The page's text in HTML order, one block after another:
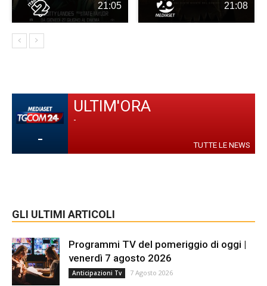
21:05 21:08
-
ULTIM'ORA
-
TUTTE LE NEWS
GLI ULTIMI ARTICOLI
Programmi TV del pomeriggio di oggi |
venerdì 7 agosto 2026
Anticipazioni Tv 7 Agosto 2026